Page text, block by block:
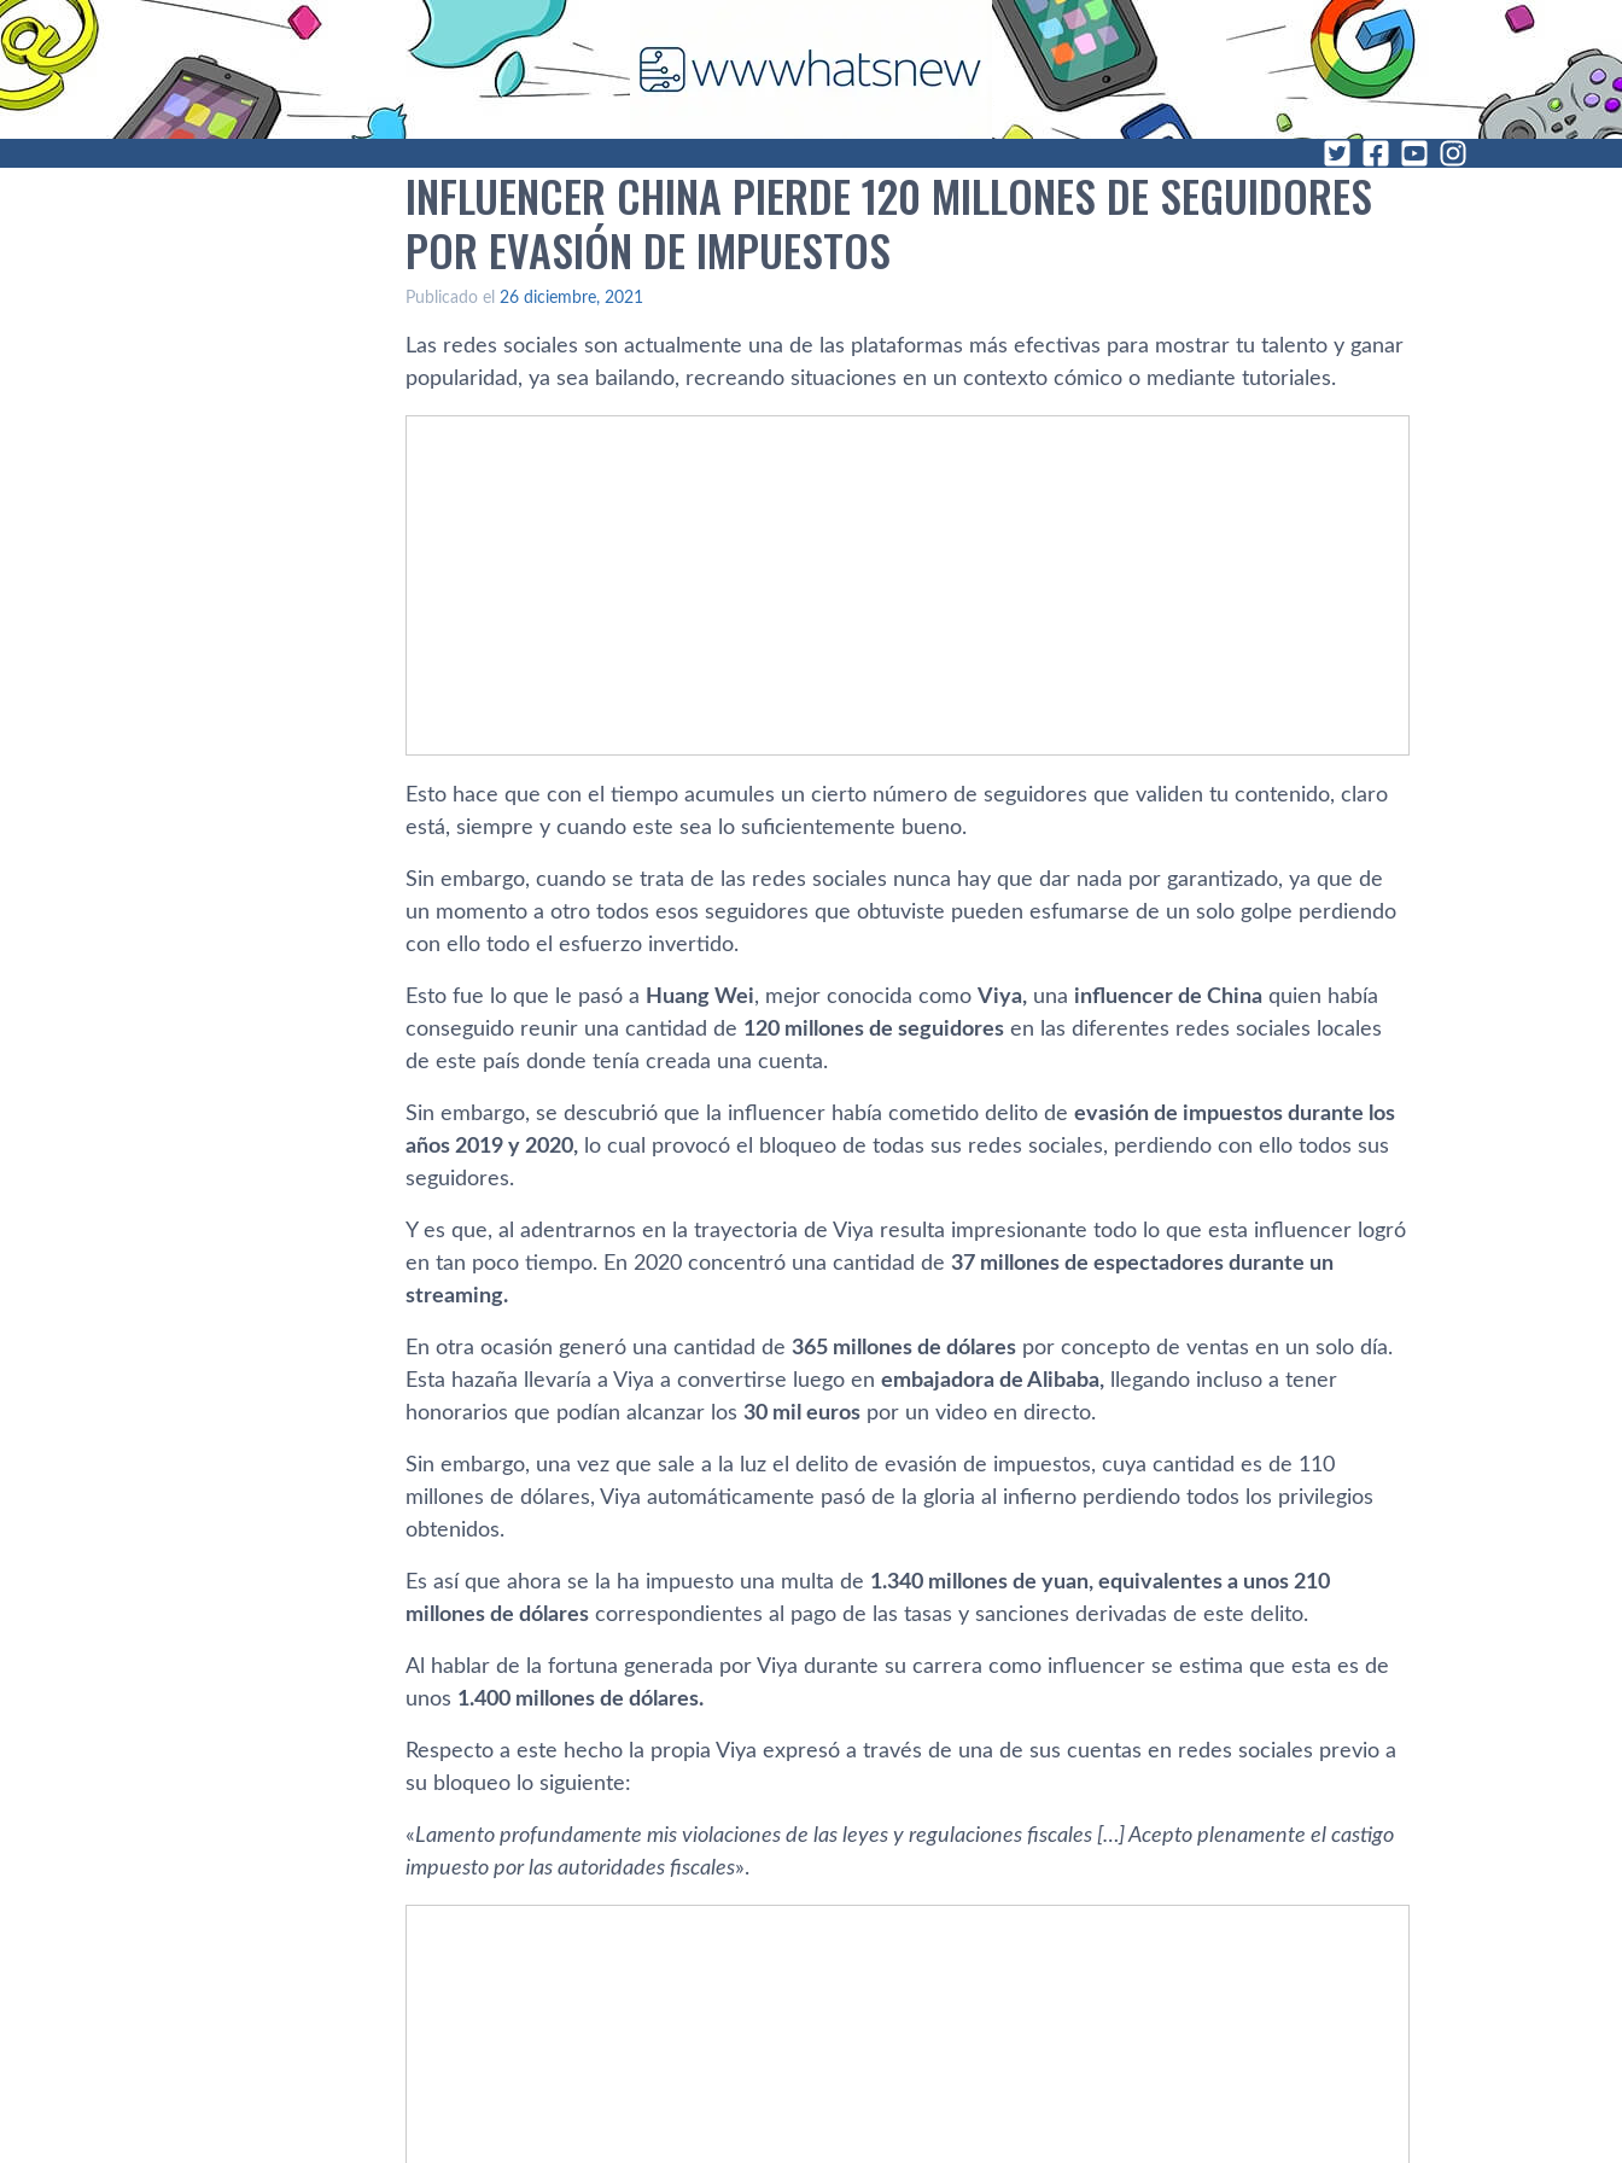
INFLUENCER CHINA PIERDE 120 MILLONES DE SEGUIDORES
POR EVASIÓN DE IMPUESTOS
Publicado el 26 diciembre, 2021
Las redes sociales son actualmente una de las plataformas más efectivas para mostrar tu talento y ganar
popularidad, ya sea bailando, recreando situaciones en un contexto cómico o mediante tutoriales.
Esto hace que con el tiempo acumules un cierto número de seguidores que validen tu contenido, claro
está, siempre y cuando este sea lo suficientemente bueno.
Sin embargo, cuando se trata de las redes sociales nunca hay que dar nada por garantizado, ya que de
un momento a otro todos esos seguidores que obtuviste pueden esfumarse de un solo golpe perdiendo
con ello todo el esfuerzo invertido.
Esto fue lo que le pasó a Huang Wei, mejor conocida como Viya, una influencer de China quien había
conseguido reunir una cantidad de 120 millones de seguidores en las diferentes redes sociales locales
de este país donde tenía creada una cuenta.
Sin embargo, se descubrió que la influencer había cometido delito de evasión de impuestos durante los
años 2019 y 2020, lo cual provocó el bloqueo de todas sus redes sociales, perdiendo con ello todos sus
seguidores.
Y es que, al adentrarnos en la trayectoria de Viya resulta impresionante todo lo que esta influencer logró
en tan poco tiempo. En 2020 concentró una cantidad de 37 millones de espectadores durante un
streaming.
En otra ocasión generó una cantidad de 365 millones de dólares por concepto de ventas en un solo día.
Esta hazaña llevaría a Viya a convertirse luego en embajadora de Alibaba, llegando incluso a tener
honorarios que podían alcanzar los 30 mil euros por un video en directo.
Sin embargo, una vez que sale a la luz el delito de evasión de impuestos, cuya cantidad es de 110
millones de dólares, Viya automáticamente pasó de la gloria al infierno perdiendo todos los privilegios
obtenidos.
Es así que ahora se la ha impuesto una multa de 1.340 millones de yuan, equivalentes a unos 210
millones de dólares correspondientes al pago de las tasas y sanciones derivadas de este delito.
Al hablar de la fortuna generada por Viya durante su carrera como influencer se estima que esta es de
unos 1.400 millones de dólares.
Respecto a este hecho la propia Viya expresó a través de una de sus cuentas en redes sociales previo a
su bloqueo lo siguiente:
«Lamento profundamente mis violaciones de las leyes y regulaciones fiscales […] Acepto plenamente el castigo
impuesto por las autoridades fiscales».